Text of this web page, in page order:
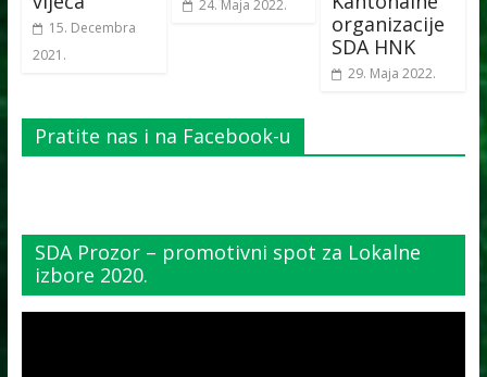
15. Decembra
2021.
24. Maja 2022.
organizacije
SDA HNK
29. Maja 2022.
Pratite nas i na Facebook-u
SDA Prozor – promotivni spot za Lokalne
izbore 2020.